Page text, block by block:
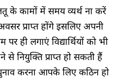
के कामों में समय व्यर्थ ना करें
प्राप्त होंगे इसलिए अपनी
ही लगाएं विद्यार्थियों को भी
से नियुक्ति प्राप्त हो सकती हैं
करना आपके लिए कठिन हो